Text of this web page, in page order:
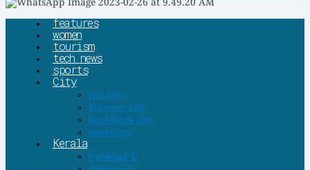
features
women
tourism
tech news
sports
City
tvm city
Thrissur-city
kozhikode city
kochi city
Kerala
Palakkad-D